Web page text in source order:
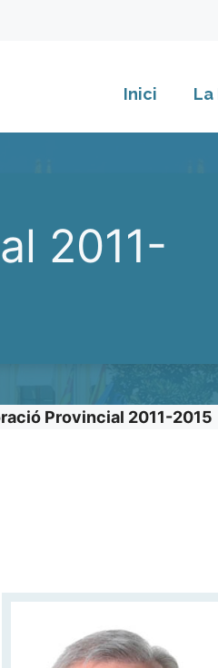
Inici
2011-
Provincial 2011-2015